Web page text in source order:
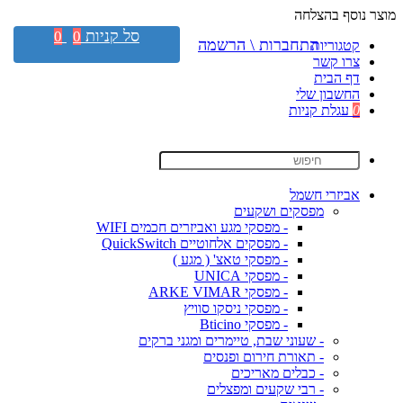
מוצר נוסף בהצלחה
קטגוריות
צרו קשר
דף הבית
החשבון שלי
0 עגלת קניות
אביזרי חשמל
מפסקים ושקעים
- מפסקי מגע ואביזרים חכמים WIFI
- מפסקים אלחוטיים QuickSwitch
- מפסקי טאצ' ( מגע )
- מפסקי UNICA
- מפסקי ARKE VIMAR
- מפסקי ניסקו סוויץ
- מפסקי Bticino
- שעוני שבת, טיימרים ומגני ברקים
- תאורת חירום ופנסים
- כבלים מאריכים
- רבי שקעים ומפצלים
התחברות \ הרשמה סל קניות 0
0